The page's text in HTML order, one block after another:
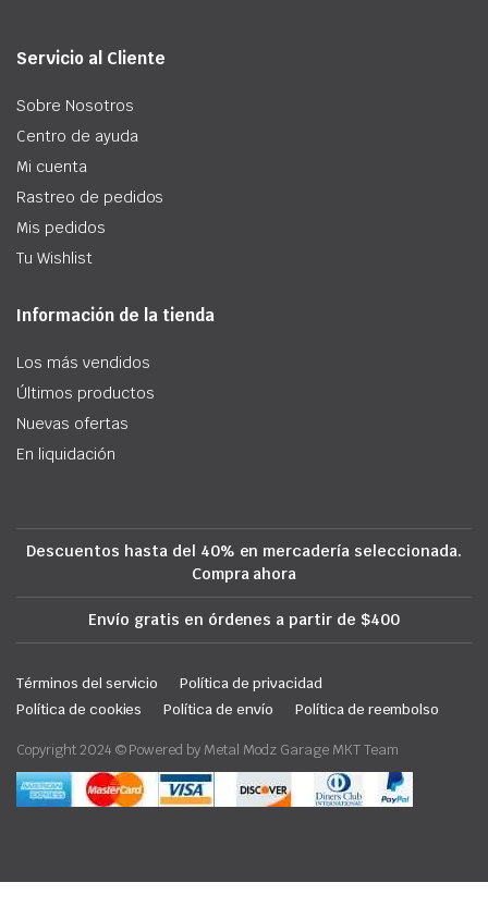
Servicio al Cliente
Sobre Nosotros
Centro de ayuda
Mi cuenta
Rastreo de pedidos
Mis pedidos
Tu Wishlist
Información de la tienda
Los más vendidos
Últimos productos
Nuevas ofertas
En liquidación
Descuentos hasta del 40% en mercadería seleccionada.
Compra ahora
Envío gratis en órdenes a partir de $400
Términos del servicio
Política de privacidad
Política de cookies
Política de envío Política de reembolso
Copyright 2024 © Powered by Metal Modz Garage MKT Team